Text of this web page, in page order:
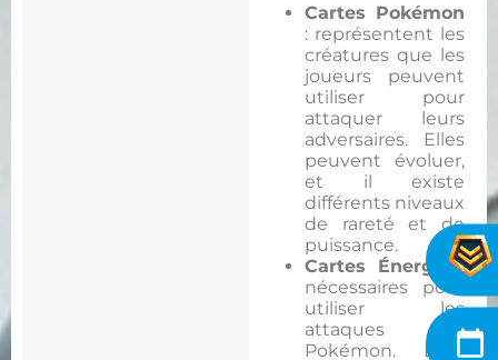
Cartes Pokémon
: représentent les
créatures que les
joueurs peuvent
utiliser pour
attaquer leurs
adversaires. Elles
peuvent évoluer,
et il existe
différents niveaux
de rareté et de
puissance.
Cartes Énergie:
nécessaires pour
utiliser les
attaques des
Pokémon. Elles